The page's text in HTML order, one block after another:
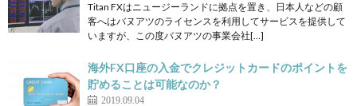
Titan FXはニュージーランドに拠点を置き、日本人などの顧
客へはバヌアツのライセンスを利用してサービスを提供して
いますが、この度バヌアツの事業会社[…]
海外FX口座の入金でクレジットカードのポイントを
貯めることは可能なのか？
2019.09.04